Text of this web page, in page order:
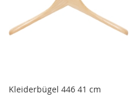
Kleiderbügel 446 41 cm